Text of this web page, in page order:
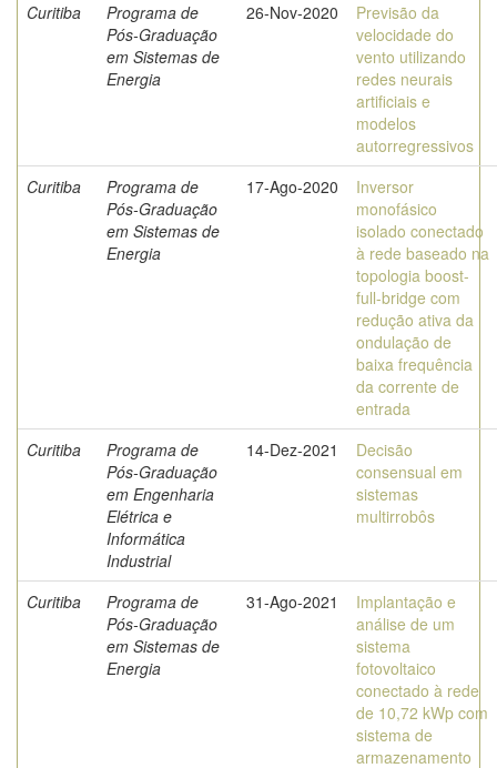
Curitiba
Programa de
Pós-Graduação
em Sistemas de
Energia
26-Nov-2020
Previsão da
velocidade do
vento utilizando
redes neurais
artificiais e
modelos
autorregressivos
Curitiba
Programa de
Pós-Graduação
em Sistemas de
Energia
17-Ago-2020
Inversor
monofásico
isolado conectado
à rede baseado na
topologia boost-
full-bridge com
redução ativa da
ondulação de
baixa frequência
da corrente de
entrada
Curitiba
Programa de
Pós-Graduação
em Engenharia
Elétrica e
Informática
Industrial
14-Dez-2021
Decisão
consensual em
sistemas
multirrobôs
Curitiba
Programa de
Pós-Graduação
em Sistemas de
Energia
31-Ago-2021
Implantação e
análise de um
sistema
fotovoltaico
conectado à rede
de 10,72 kWp com
sistema de
armazenamento